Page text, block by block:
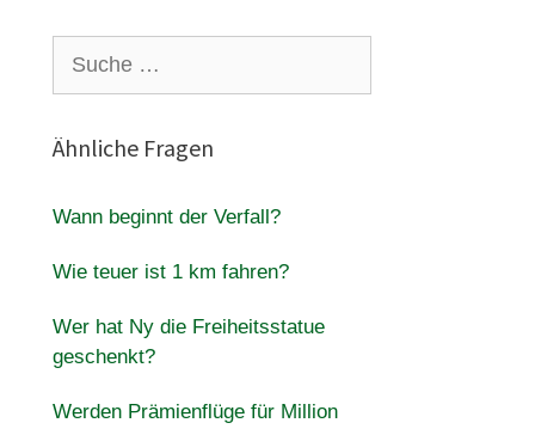
nach:
Ähnliche Fragen
Wann beginnt der Verfall?
Wie teuer ist 1 km fahren?
Wer hat Ny die Freiheitsstatue
geschenkt?
Werden Prämienflüge für Million